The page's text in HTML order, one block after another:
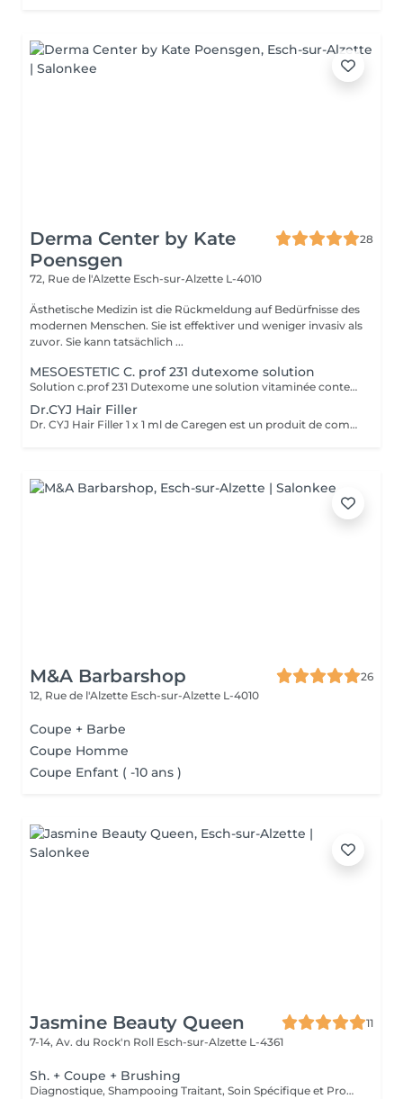
Derma Center by Kate
Poensgen
28
72, Rue de l'Alzette Esch-sur-Alzette L-4010
Ästhetische Medizin ist die Rückmeldung auf Bedürfnisse des
modernen Menschen. Sie ist effektiver und weniger invasiv als
zuvor. Sie kann tatsächlich ...
MESOESTETIC C. prof 231 dutexome solution
Solution c.prof 231 Dutexome une solution vitaminée contenant une combinaison unique d'exosomes, de dutastéride à 0,05 %, de tripeptide de cuivre, de biotine et d'autres vitamines B, spécialement formulée pour réduire la chute des cheveux. Elle contrôle la chute des cheveux, normalise le cycle de vie du cheveu, inhibe la formation de DHT, augmente la densité capillaire et réduit la miniaturisation des follicules pileux. Elle améliore l'ancrage du bulbe pileux dans le follicule et favorise la microcirculation et le transport des nutriments. INDICATIONS Chute de cheveux d'origine hormonale chez les deux sexes Chute de cheveux réactionnelle après l'allaitement Chute de cheveux progressive à la ménopause Chute de cheveux saisonnière ou due à des carences nutritionnelles INGRÉDIENTS ACTIFS Dutastéride, exosomes végétaux, peptides de cuivre, complexe de vitamines B Le dutastéride est un inhibiteur de la 5-alpha-réductase qui bloque la DHT, hormone responsable de la chute des cheveux. La mésothérapie consiste à injecter le médicament directement dans le cuir chevelu, minimisant ainsi les effets secondaires. Des études scientifiques confirment l'efficacité de cette méthode ; l'une d'elles a notamment démontré une augmentation de la densité capillaire chez plus de 90 % des patients. Ses avantages incluent son action locale, son effet durable et la possibilité d'une application quotidienne. Le traitement dure de 20 à 40 minutes et consiste en des micro-injections de dutastéride dans le cuir chevelu, généralement en 4 à 6 séances espacées de 2 à 4 semaines.
Dr.CYJ Hair Filler
Dr. CYJ Hair Filler 1 x 1 ml de Caregen est un produit de comblement capillaire basé sur un complexe peptidique qui établit de nouvelles normes dans le domaine de la dermatologie esthétique. La formule brevetée se compose de sept peptides révolutionnaires en combinaison avec de l'acide hyaluronique pour la croissance des cheveux, qui sont doux pour le corps du patient. En revitalisant les follicules pileux et en favorisant la circulation sanguine dans le cuir chevelu, la chute des cheveux est stoppée et une nouvelle pousse de cheveux est induite. Le produit couvre un domaine important de l'esthétique : il n'a jamais été aussi facile de faire quelque chose contre les cheveux fatigués, faibles et mous. En revitalisant le cuir chevelu et les cellules de la peau, le flux sanguin vers la surface de la tête est favorisé. De plus, les follicules pileux sont renforcés, la chute des cheveux est prévenue et la croissance des cheveux est stimulée - pour des cheveux pleins, sains et forts à tous les âges. Traitement standard : 1 séance toutes les 2 semaines pendant 8 semaines (Total : 4 séances). Traitement intensif : 1 séance toutes les 2 semaines pendant 8 semaines (Total : 4 séances) + 1 séance par mois pendant 3 mois (jusqu'à 6 mois).
M&A Barbarshop
26
12, Rue de l'Alzette Esch-sur-Alzette L-4010
Coupe + Barbe
Coupe Homme
Coupe Enfant ( -10 ans )
Jasmine Beauty Queen
11
7-14, Av. du Rock'n Roll Esch-sur-Alzette L-4361
Sh. + Coupe + Brushing
Diagnostique, Shampooing Traitant, Soin Spécifique et Produits Coiffants inclus